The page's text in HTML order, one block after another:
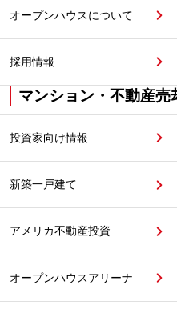
オープンハウスについて
採用情報
マンション・不動産売
投資家向け情報
新築一戸建て
アメリカ不動産投資
オープンハウスアリーナ